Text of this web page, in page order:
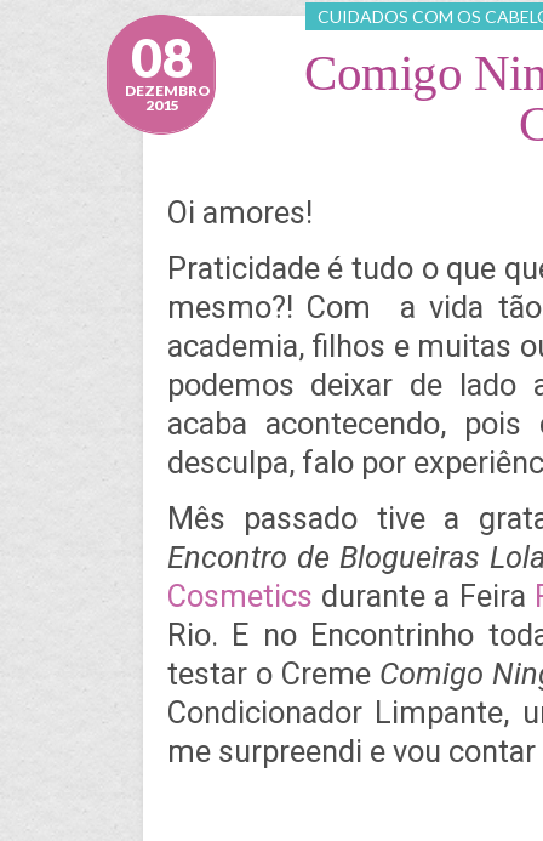
CUIDADOS COM OS
08
DEZEMBRO
2015
Comigo
Oi amores!
Praticidade é tudo o que
mesmo?! Com a vida
academia, filhos e muitas
podemos deixar de lado
acaba acontecendo,
desculpa, falo por
Mês passado tive a
Encontro de Blogueiras
Cosmetics durante a Feira
Rio. E no Encontrinho
testar o Creme Comigo
Condicionador Limpante,
me surpreendi e vou